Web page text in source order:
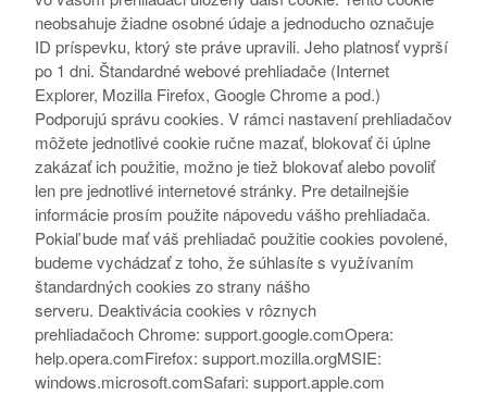
neobsahuje žiadne osobné údaje a jednoducho označuje
ID príspevku, ktorý ste práve upravili. Jeho platnosť vyprší
po 1 dni. Štandardné webové prehliadače (Internet
Explorer, Mozilla Firefox, Google Chrome a pod.)
Podporujú správu cookies. V rámci nastavení prehliadačov
môžete jednotlivé cookie ručne mazať, blokovať či úplne
zakázať ich použitie, možno je tiež blokovať alebo povoliť
len pre jednotlivé internetové stránky. Pre detailnejšie
informácie prosím použite nápovedu vášho prehliadača.
Pokiaľ bude mať váš prehliadač použitie cookies povolené,
budeme vychádzať z toho, že súhlasíte s využívaním
štandardných cookies zo strany nášho
serveru. Deaktivácia cookies v rôznych
prehliadačoch Chrome: support.google.comOpera:
help.opera.comFirefox: support.mozilla.orgMSIE:
windows.microsoft.comSafari: support.apple.com